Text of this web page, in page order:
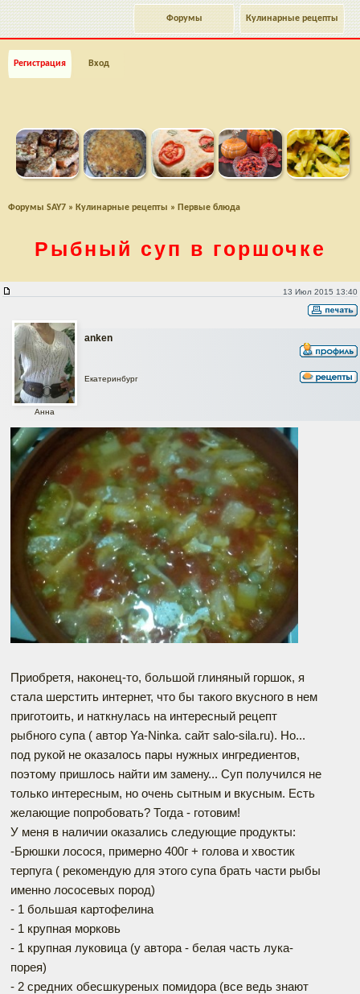
Кулинарные рецепты
Форумы
Регистрация Вход
Форумы SAY7 » Кулинарные рецепты » Первые блюда
Рыбный суп в горшочке
13 Июл 2015 13:40
anken
Анна
Екатеринбург
Приобретя, наконец-то, большой глиняный горшок, я
стала шерстить интернет, что бы такого вкусного в нем
приготоить, и наткнулась на интересный рецепт
рыбного супа ( автор Ya-Ninka. сайт salo-sila.ru). Но...
под рукой не оказалось пары нужных ингредиентов,
поэтому пришлось найти им замену... Суп получился не
только интересным, но очень сытным и вкусным. Есть
желающие попробовать? Тогда - готовим!
У меня в наличии оказались следующие продукты:
-Брюшки лосося, примерно 400г + голова и хвостик
терпуга ( рекомендую для этого супа брать части рыбы
именно лососевых пород)
- 1 большая картофелина
- 1 крупная морковь
- 1 крупная луковица (у автора - белая часть лука-
порея)
- 2 средних обесшкуреных помидора (все ведь знают